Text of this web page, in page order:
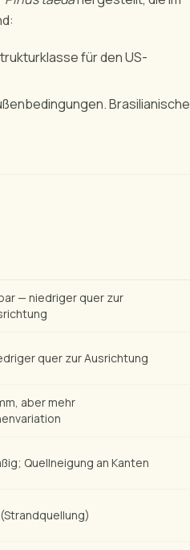
für den US-
Brasilianische
— niedriger quer zur
quer zur Ausrichtung
aber mehr
Quellneigung an Kanten